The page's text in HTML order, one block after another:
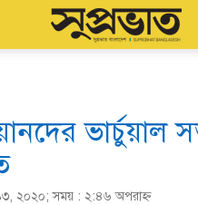
ভার্চুয়াল
২০২০; সময় : ২:৪৬ অপরাহ্ণ